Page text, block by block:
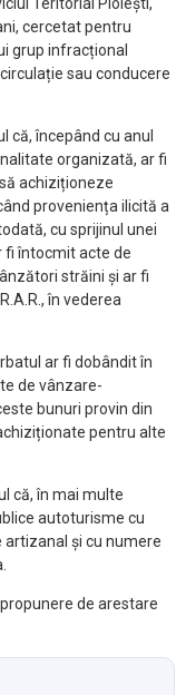
cercetat pentru
grup infracțional
sau conducere
începând cu anul
organizată, ar fi
achiziționeze
proveniența ilicită a
cu sprijinul unei
fi întocmit acte de
străini și ar fi
în vederea
ar fi dobândit în
de vânzare-
bunuri provin din
pentru alte
că, în mai multe
autoturisme cu
și cu numere
de arestare